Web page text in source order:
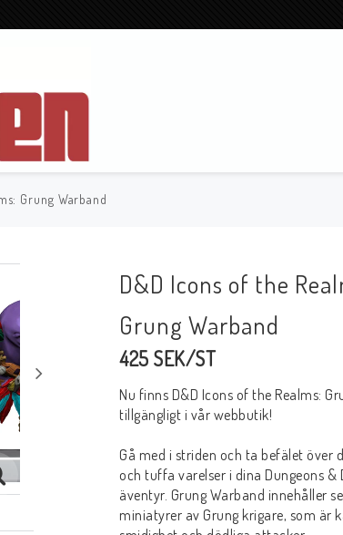
Grung Warband
D&D Icons of the
Grung Warband
425 SEK/ST
Nu finns D&D Icons of the Realms:
tillgängligt i vår webbutik!
Gå med i striden och ta befälet över
och tuffa varelser i dina Dungeons &
äventyr. Grung Warband innehåller
miniatyrer av Grung krigare, som är